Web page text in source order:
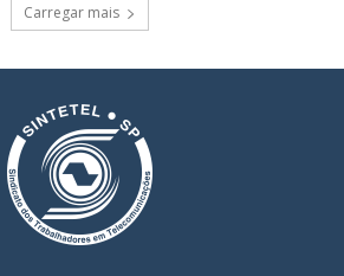
Carregar mais